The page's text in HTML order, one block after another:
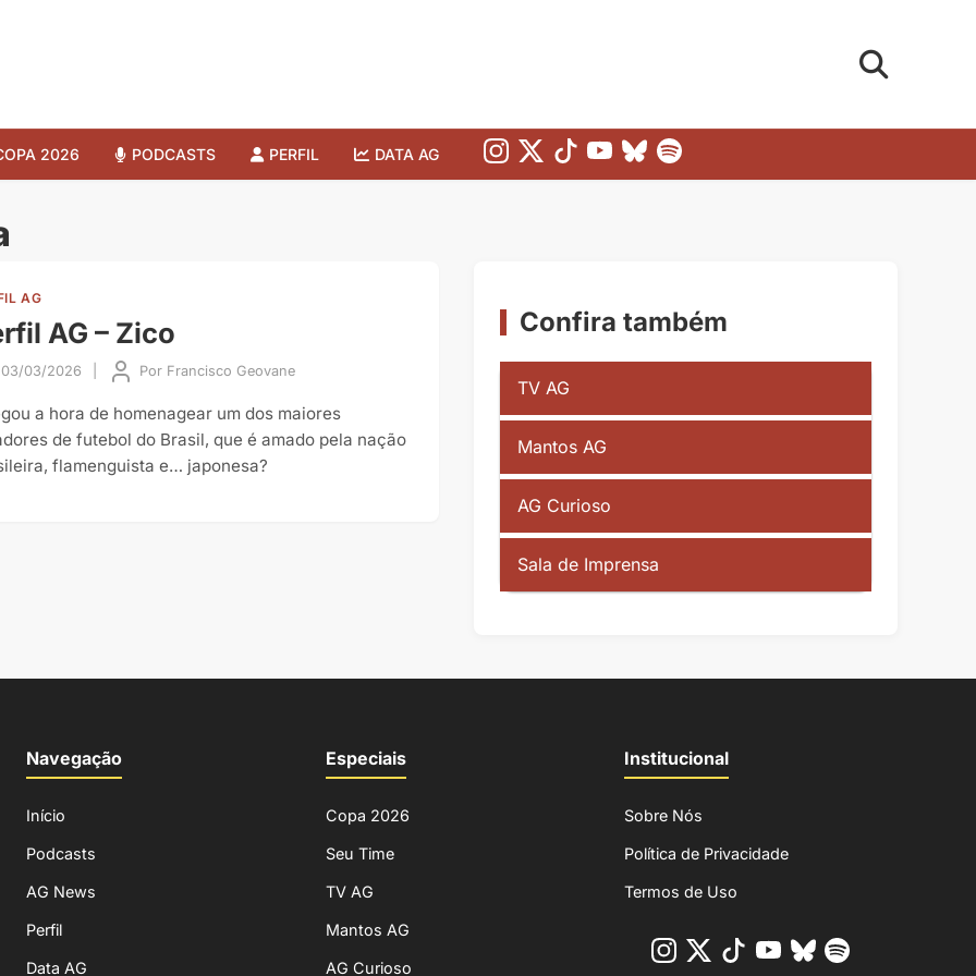
2026 PODCASTS PERFIL DATA AG
AG
AG – Zico
03/03/2026 Por Francisco Geovane
a hora de homenagear um dos maiores
de futebol do Brasil, que é amado pela nação
flamenguista e… japonesa?
Confira também
TV AG
Mantos AG
AG Curioso
Sala de Imprensa
Navegação
Início
Podcasts
AG News
Perfil
Data AG
Especiais
Copa 2026
Seu Time
TV AG
Mantos AG
AG Curioso
Institucional
Sobre Nós
Política de Privacidade
Termos de Uso